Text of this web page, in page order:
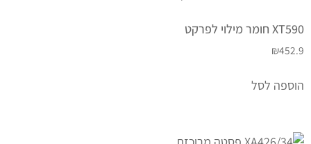
XT590 חומר מילוי לפרקט
₪452.9
הוספה לסל